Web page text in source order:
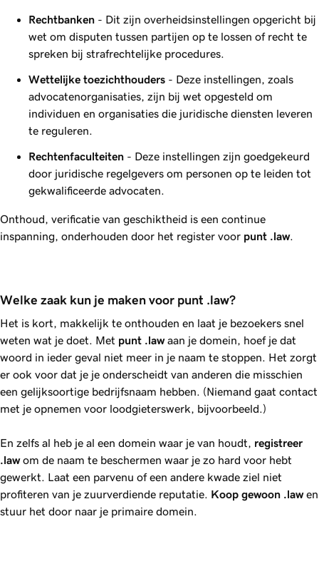
Rechtbanken - Dit zijn overheidsinstellingen opgericht bij
wet om disputen tussen partijen op te lossen of recht te
spreken bij strafrechtelijke procedures.
Wettelijke toezichthouders - Deze instellingen, zoals
advocatenorganisaties, zijn bij wet opgesteld om
individuen en organisaties die juridische diensten leveren
te reguleren.
Rechtenfaculteiten - Deze instellingen zijn goedgekeurd
door juridische regelgevers om personen op te leiden tot
gekwalificeerde advocaten.
Onthoud, verificatie van geschiktheid is een continue
inspanning, onderhouden door het register voor punt .law.
Welke zaak kun je maken voor punt .law?
Het is kort, makkelijk te onthouden en laat je bezoekers snel
weten wat je doet. Met punt .lawaan je domein, hoef je dat
woord in ieder geval niet meer in je naam te stoppen. Het zorgt
er ook voor dat je je onderscheidt van anderen die misschien
een gelijksoortige bedrijfsnaam hebben. (Niemand gaat contact
met je opnemen voor loodgieterswerk, bijvoorbeeld.)
En zelfs al heb je al een domein waar je van houdt, registreer
.lawom de naam te beschermen waar je zo hard voor hebt
gewerkt. Laat een parvenu of een andere kwade ziel niet
profiteren van je zuurverdiende reputatie. Koop gewoon .lawen
stuur het door naar je primaire domein.